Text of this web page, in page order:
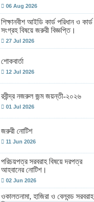
06 Aug 2026
শিক্ষানবীশ আইডি কার্ড পরিধান ও কার্ড
সংগ্রহ বিষয়ে জরুরী বিজ্ঞপ্তি।
27 Jul 2026
শোকবার্তা
12 Jul 2026
রবীন্দ্র নজরুল জন্ম জয়ন্তী-২০২৬
01 Jul 2026
জরুরী নোটিশ
11 Jun 2026
পরিচয়পত্র সরবরাহ বিষয়ে দরপত্র
আহবানের নোটিশ।
02 Jun 2026
ওকালতনামা, হাজিরা ও বেলবন্ড সরবরাহ